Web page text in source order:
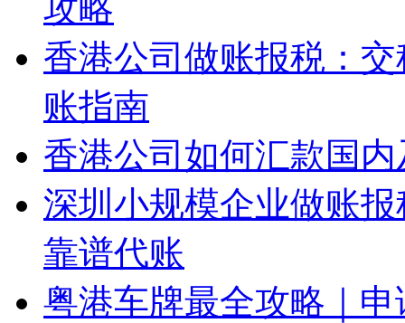
攻略
香港公司做账报税：
账指南
香港公司如何汇款国
深圳小规模企业做账
靠谱代账
粤港车牌最全攻略｜